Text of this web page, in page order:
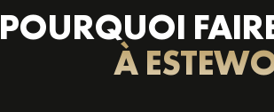
POURQUOI
À